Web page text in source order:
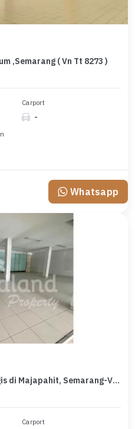
,Semarang ( Vn Tt 8273 )
Carport
-
Whatsapp
Ruang Usaha, Bagus, Strategis di Majapahit, Semarang-Vnsitt 8708
Carport